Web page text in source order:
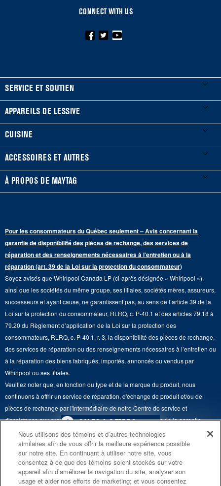
CONNECT WITH US
FOOTER
SERVICE ET SOUTIEN
Mes électroménagers
Enregistrer un produit
Guides et documentation
Planifier une installation
Programmes de service prolongé
Pièces de rechange
Aide sur les produits
Suivre ma commande
Services de livraison et d'installation
Retours et échanges
Accessibilité
Services d'abonnement
Résidents du Québec
APPAREILS DE LESSIVE
Laveuses et sécheuses
Laveuses à chargement frontal
Laveuses à chargement vertical
Sécheuses au gaz
Piédestaux de lessive
Qualité Commerciale
Duos de Lessive
CUISINE
Réfrigérateurs
Portes françaises
Cuisinières
Fours muraux
Hottes
Fours à micro-ondes
ACCESSOIRES ET AUTRES
Accessoires
À PROPOS DE MAYTAG
Communiquez avec nous
Monsieur Maytag
Carrières
Whirlpool et Corporation
Whirlpool au Canada
Pour les consommateurs du Québec seulement – Avis concernant la
garantie de disponibilité des pièces de rechange, des services de
réparation et des renseignements nécessaires à l’entretien ou à la
réparation (art. 39 de la Loi sur la protection du consommateur)
Soyez avisés que Whirlpool Canada LP (ci-après désignée « Whirlpool »),
ainsi que les sociétés du même groupe, ses filiales, sociétés mères, assureurs,
successeurs et ayant cause, ne garantissent pas, au sens de l’article 39 de la
Loi sur la protection du consommateur, RLRQ, c. P-40.1 et des articles 79.18 à
79.20 du Règlement d’application de la Loi sur la protection des
consommateurs, RLRQ, c. P-40.1, r. 3, la disponibilité des pièces de rechange,
des services de réparation ou des renseignements nécessaires à l’entretien ou
à la réparation des biens fabriqués, importés, annoncés ou vendus par
Whirlpool ou ses filiales.
Veuillez noter que, en fonction du type et de la marque du produit, nous
continuons à offrir un service de réparation, d'échange de produit et/ou de
pièces de rechange par l'intermédiaire de notre Centre de service et
d'assistance aux propriétaires, sous réserve des conditions de la garantie
limitée du fabricant. Pour plus d'informations, veuillez consulter les sites Web
de nos différentes marques sous la rubrique « Service et assistance » ou
appeler le 1-800-807-6777. Pour InSinkErator, appelez le 1-800-561-1700.
Ce marchand en ligne est situé au 200-6750, avenue Century, Mississauga
4 SALES & OFFERS
PROMOTION DES
ENSEMBLES DE CUISINE
Ends 8/26/26
ÉCONOMISEZ JUSQU’À 300 $*
à l’achat de plusieurs électroménagers de
ACTUELLEMENT
DISPONIBLE
CENTRE DE
Nous utilisons des témoins et d’autres technologies
similaires afin de vous offrir la meilleure expérience possible
sur notre site. En continuant à utiliser notre site, vous
consentez à ce que des témoins soient stockés sur votre
appareil afin d’améliorer la navigation du site, analyser son
usage et aider nos efforts de marketing; et vous consentez